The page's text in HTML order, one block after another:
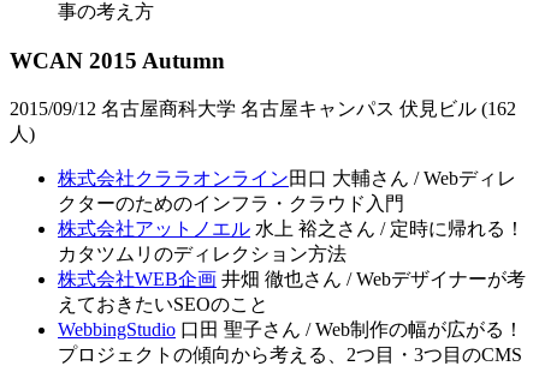
事の考え方
WCAN 2015 Autumn
2015/09/12 名古屋商科大学 名古屋キャンパス 伏見ビル (162
人)
株式会社クララオンライン田口 大輔さん / Webディレ
クターのためのインフラ・クラウド入門
株式会社アットノエル 水上 裕之さん / 定時に帰れる！
カタツムリのディレクション方法
株式会社WEB企画 井畑 徹也さん / Webデザイナーが考
えておきたいSEOのこと
WebbingStudio 口田 聖子さん / Web制作の幅が広がる！
プロジェクトの傾向から考える、2つ目・3つ目のCMS